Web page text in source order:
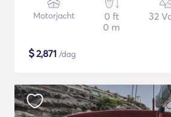
Motorjacht
0 ft
0 m
32
$2,871 /dag